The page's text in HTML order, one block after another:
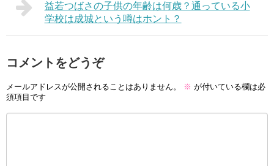
益若つばさの子供の年齢は何歳？通っている小
学校は成城という噂はホント？
コメントをどうぞ
メールアドレスが公開されることはありません。 ※ が付いている欄は必
須項目です